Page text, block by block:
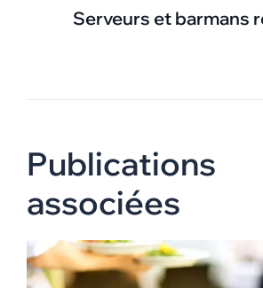
Serveurs et barmans
Publications
associées